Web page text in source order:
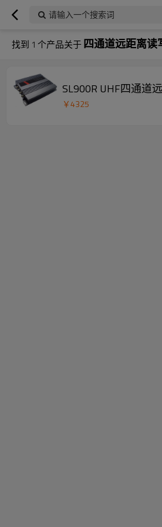
请输入一个搜索词
找到 1 个产品关于四通道远距离读
SL900R UHF四通道
￥4325